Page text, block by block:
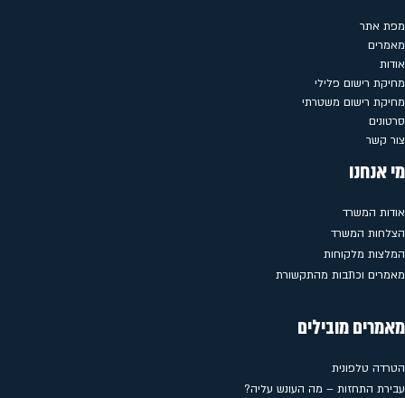
מפת אתר
מאמרים
אודות
מחיקת רישום פלילי
מחיקת רישום משטרתי
סרטונים
צור קשר
מי אנחנו
אודות המשרד
הצלחות המשרד
המלצות מלקוחות
מאמרים וכתבות מהתקשורת
מאמרים מובילים
הטרדה טלפונית
עבירת התחזות – מה העונש עליה?